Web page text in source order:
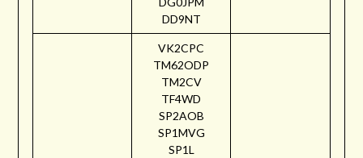
DD9NT
VK2CPC
TM62ODP
TM2CV
TF4WD
SP2AOB
SP1MVG
SP1L